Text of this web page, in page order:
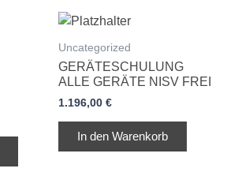
Uncategorized
GERÄTESCHULUNG
ALLE GERÄTE NISV FREI
1.196,00 €
In den Warenkorb